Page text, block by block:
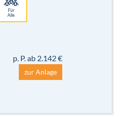
Für
Alle
p. P. ab 2.142 €
zur Anlage